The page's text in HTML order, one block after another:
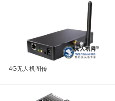
4G无人机图传